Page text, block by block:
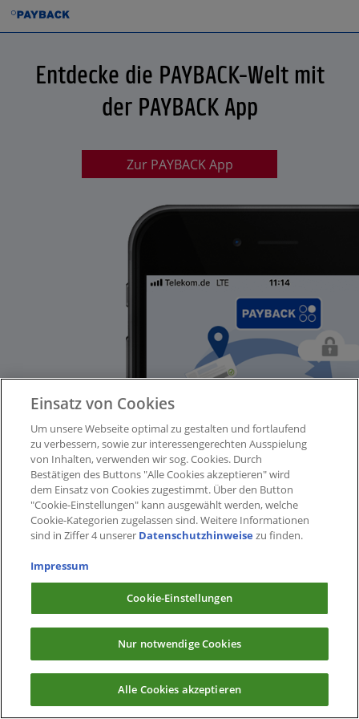
Entdecke die PAYBACK-Welt mit
der PAYBACK App
Zur PAYBACK App
Einsatz von Cookies
Um unsere Webseite optimal zu gestalten und fortlaufend
zu verbessern, sowie zur interessengerechten Ausspielung
von Inhalten, verwenden wir sog. Cookies. Durch
Bestätigen des Buttons "Alle Cookies akzeptieren" wird
dem Einsatz von Cookies zugestimmt. Über den Button
"Cookie-Einstellungen" kann ausgewählt werden, welche
Cookie-Kategorien zugelassen sind. Weitere Informationen
sind in Ziffer 4 unserer Datenschutzhinweise zu finden.
Impressum
Cookie-Einstellungen
Nur notwendige Cookies
Alle Cookies akzeptieren